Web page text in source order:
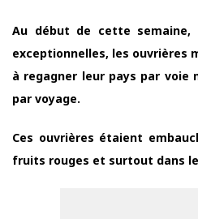
Au début de cette
exceptionnelles, les ouvrières
à regagner leur pays par
par voyage.
Ces ouvrières étaient
fruits rouges et surtout dans